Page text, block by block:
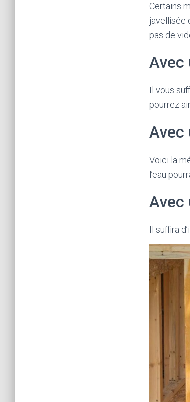
Certains
javellisée
pas de
Avec
Il vous
pourrez
Avec
Voici la
l’eau
Avec
Il suffira